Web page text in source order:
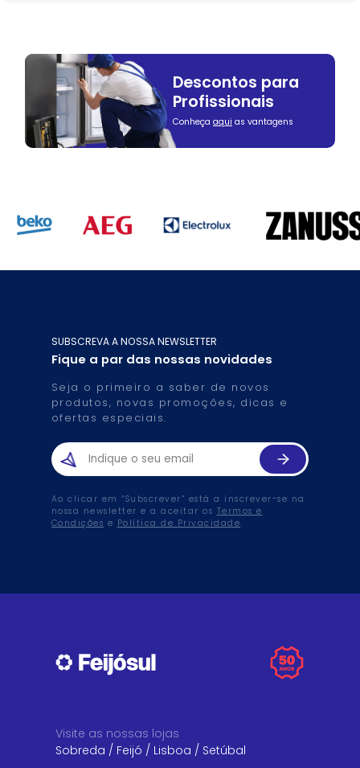
Descontos para
Profissionais
Conheça aqui as vantagens
SUBSCREVA A NOSSA NEWSLETTER
Fique a par das nossas novidades
Seja o primeiro a saber de novos
produtos, novas promoções, dicas e
ofertas especiais.
Ao clicar em “Subscrever” está a inscrever-se na
nossa newsletter e a aceitar os Termos e
Condições e Política de Privacidade.
Visite as nossas lojas
Sobreda / Feijó / Lisboa / Setúbal